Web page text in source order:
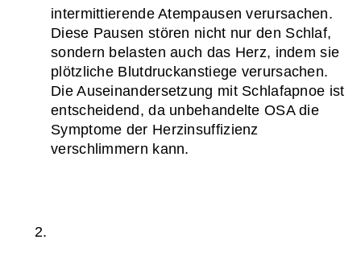
intermittierende Atempausen verursachen.
Diese Pausen stören nicht nur den Schlaf,
sondern belasten auch das Herz, indem sie
plötzliche Blutdruckanstiege verursachen.
Die Auseinandersetzung mit Schlafapnoe ist
entscheidend, da unbehandelte OSA die
Symptome der Herzinsuffizienz
verschlimmern kann.